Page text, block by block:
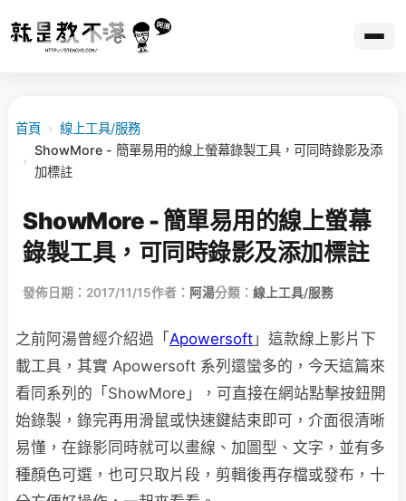
首頁 › 線上工具/服務
›
ShowMore - 簡單易用的線上螢幕錄製工具，可同時錄影及添
加標註
ShowMore - 簡單易用的線上螢幕
錄製工具，可同時錄影及添加標註
發佈日期：2017/11/15作者： 阿湯分類： 線上工具/服務
之前阿湯曾經介紹過「 Apowersoft 」這款線上影片下
載工具，其實 Apowersoft 系列還蠻多的，今天這篇來
看同系列的「ShowMore」，可直接在網站點擊按鈕開
始錄製，錄完再用滑鼠或快速鍵結束即可，介面很清晰
易懂，在錄影同時就可以畫線、加圖型、文字，並有多
種顏色可選，也可只取片段，剪輯後再存檔或發布，十